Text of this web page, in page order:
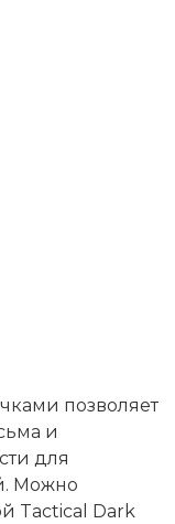
позволяет
и
для
Можно
Tactical Dark